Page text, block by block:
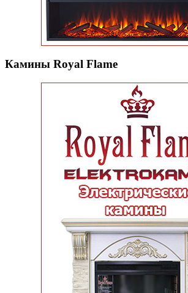
Камины Royal Flame